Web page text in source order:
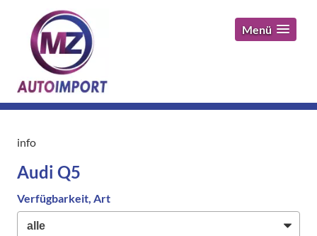
Menü
info
Audi Q5
Verfügbarkeit, Art